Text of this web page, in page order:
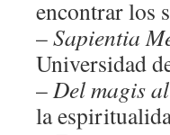
encontrar los
–Sapientia
Universidad
–Del magis
la